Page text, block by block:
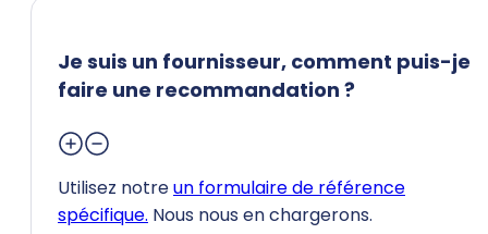
Je suis un fournisseur, comment puis-je
faire une recommandation ?
Utilisez notreun formulaire de référence
spécifique. Nous nous en chargerons.